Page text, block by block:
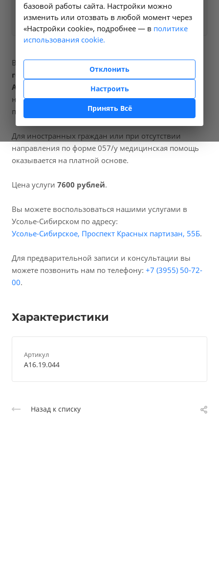
Заказать услугу
В наших клиниках мы проводимтромбэктомия
геморроидальных узлов, код услуги (НМУ)
А16.19.044
. Для граждан России, у которых есть
направление, медицинская помощь оказывается по
полису ОМС бесплатно.
Для иностранных граждан или при отсутствии
направления по форме 057/у медицинская помощь
оказывается на платной основе.
Цена услуги 7600 рублей.
Вы можете воспользоваться нашими услугами в
Усолье-Сибирском по адресу:
Усолье-Сибирское, Проспект Красных партизан, 55Б.
Для предварительной записи и консультации вы
можете позвонить нам по телефону: +7 (3955) 50-72-
00.
Характеристики
Артикул
А16.19.044
Назад к списку
базовой работы сайта. Настройки можно
изменить или отозвать в любой момент через
«Настройки cookie», подробнее — в политике
использования cookie.
Отклонить
Настроить
Принять Всё